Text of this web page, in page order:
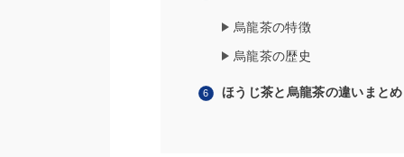
烏龍茶の特徴
烏龍茶の歴史
ほうじ茶と烏龍茶の違いまとめ